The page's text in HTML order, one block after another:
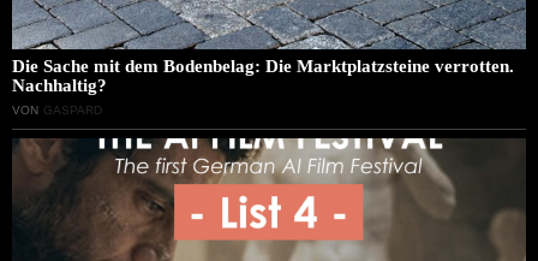
Die Sache mit dem Bodenbelag: Die Marktplatzsteine verrotten.
Nachhaltig?
VON GASPARD